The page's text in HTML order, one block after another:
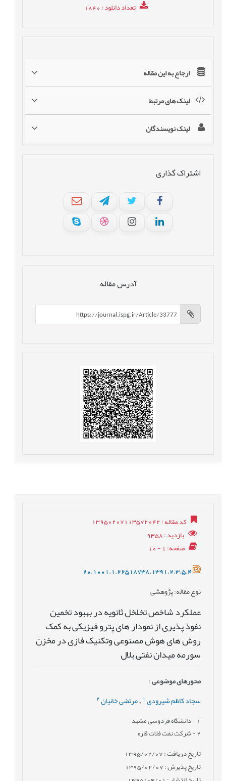
تعداد دانلود: 1840
ارجاع به این مقاله
لینک های مرتبط
لینک نویسندگان
اشتراک گذاری
آدرس مقاله
کد مقاله: 13950207113572042
بازدید: 9358
صفحه: 1 - 10
20.1001.1.22518738.1391.2.3.5.4
نوع مقاله: پژوهشی
عملکرد شاخص تخلخل ثانویه در بهبود تخمین
نفوذ پذیری از نمودار های پترو فیزیکی به کمک
روش های هوش مصنوعی وتکنیک فازی در مخزن
سورمه میدان نفتی بلال
محورهای موضوعی:
سجاد کاظم شیرودی , مرتضی خانیان 2
- دانشگاه فردوسی مشهد
2- شرکت نفت فلات قاره
تاریخ دریافت : 1395/02/07
تاریخ پذیرش : 1395/02/07